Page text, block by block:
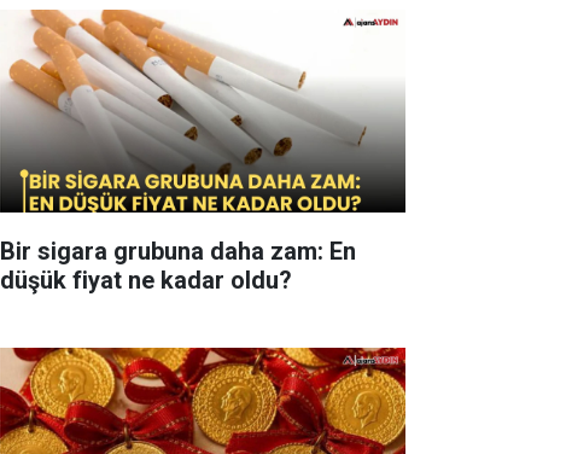
Bir sigara grubuna daha zam: En
düşük fiyat ne kadar oldu?